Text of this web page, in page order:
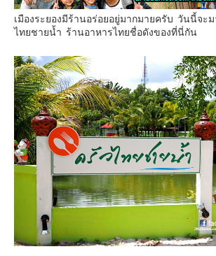
ยุโรป
รัสเซีย
ตุรกี-ตุรเคีย
เยอรมัน
ฝรั่งเศส
ออสเตรีย
สาธารณรัฐเช็ก
ฮังการี
เนเธอร์แลนด์
เบลเยี่ยม
สวิสเซอร์แลนด์
เมืองระยองมีร้านอร่อยอยู่มากมายครับ วันนี้จะ
ไทยชายน้ำ ร้านอาหารไทยชื่อดังของที่นี่กัน